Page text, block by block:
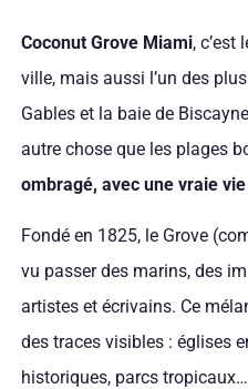
Coconut Grove Miami, c’est
ville, mais aussi l’un des
Gables et la baie de
autre chose que les plages
ombragé, avec une vraie
Fondé en 1825, le Grove
vu passer des marins, des
artistes et écrivains. Ce
des traces visibles : églises
historiques, parcs tropicaux…